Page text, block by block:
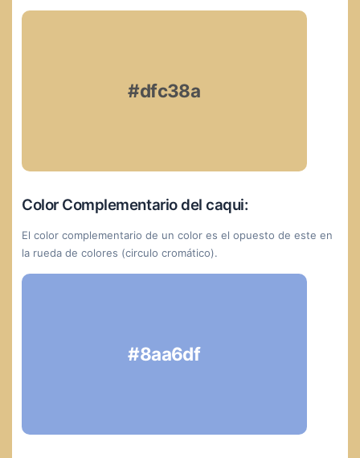
#dfc38a
Color Complementario del caqui:
El color complementario de un color es el opuesto de este en
la rueda de colores (circulo cromático).
#8aa6df